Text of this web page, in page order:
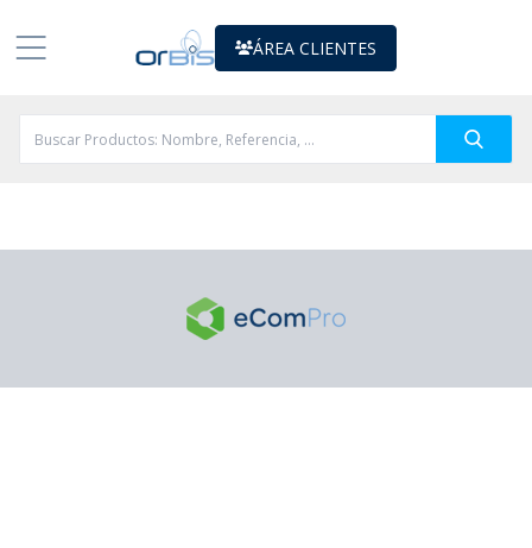
ÁREA CLIENTES